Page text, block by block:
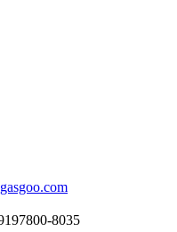
8035